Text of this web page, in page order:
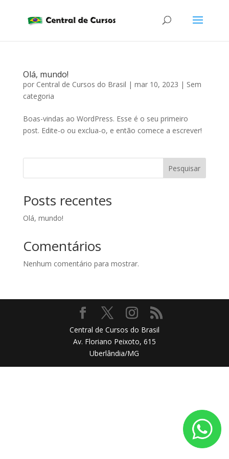
Olá, mundo!
por Central de Cursos do Brasil | mar 10, 2023 | Sem
categoria
Boas-vindas ao WordPress. Esse é o seu primeiro
post. Edite-o ou exclua-o, e então comece a escrever!
Pesquisar
Posts recentes
Olá, mundo!
Comentários
Nenhum comentário para mostrar.
Central de Cursos do Brasil
Av. Floriano Peixoto, 615
Uberlândia/MG